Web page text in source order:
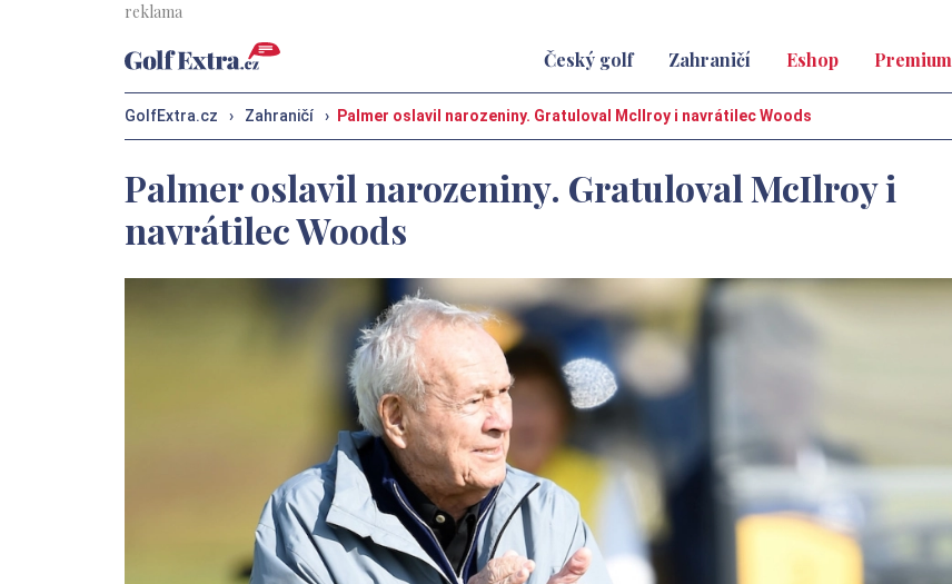
Český golf Zahraničí Eshop Premium
GolfExtra.cz › Zahraničí › Palmer oslavil narozeniny. Gratuloval McIlroy i navrátilec Woods
Palmer oslavil narozeniny. Gratuloval McIlroy i
navrátilec Woods